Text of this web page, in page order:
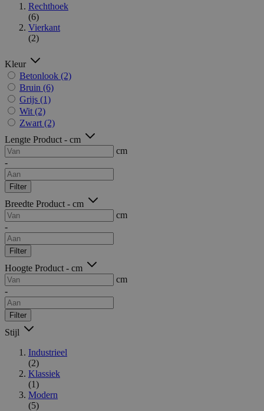
Rechthoek
(6)
Vierkant
(2)
Kleur
Betonlook (2)
Bruin (6)
Grijs (1)
Wit (2)
Zwart (2)
Lengte Product - cm
cm
-
Filter
Breedte Product - cm
cm
-
Filter
Hoogte Product - cm
cm
-
Filter
Stijl
Industrieel
(2)
Klassiek
(1)
Modern
(5)